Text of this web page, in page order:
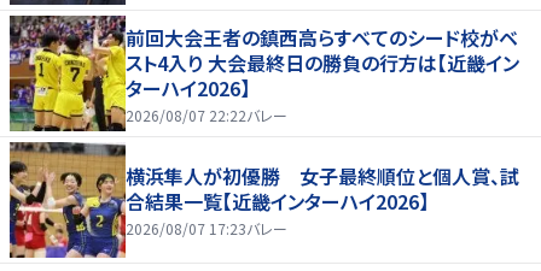
前回大会王者の鎮西高らすべてのシード校がベ
スト4入り 大会最終日の勝負の行方は【近畿イン
ターハイ2026】
2026/08/07 22:22バレー
横浜隼人が初優勝 女子最終順位と個人賞、試
合結果一覧【近畿インターハイ2026】
2026/08/07 17:23バレー